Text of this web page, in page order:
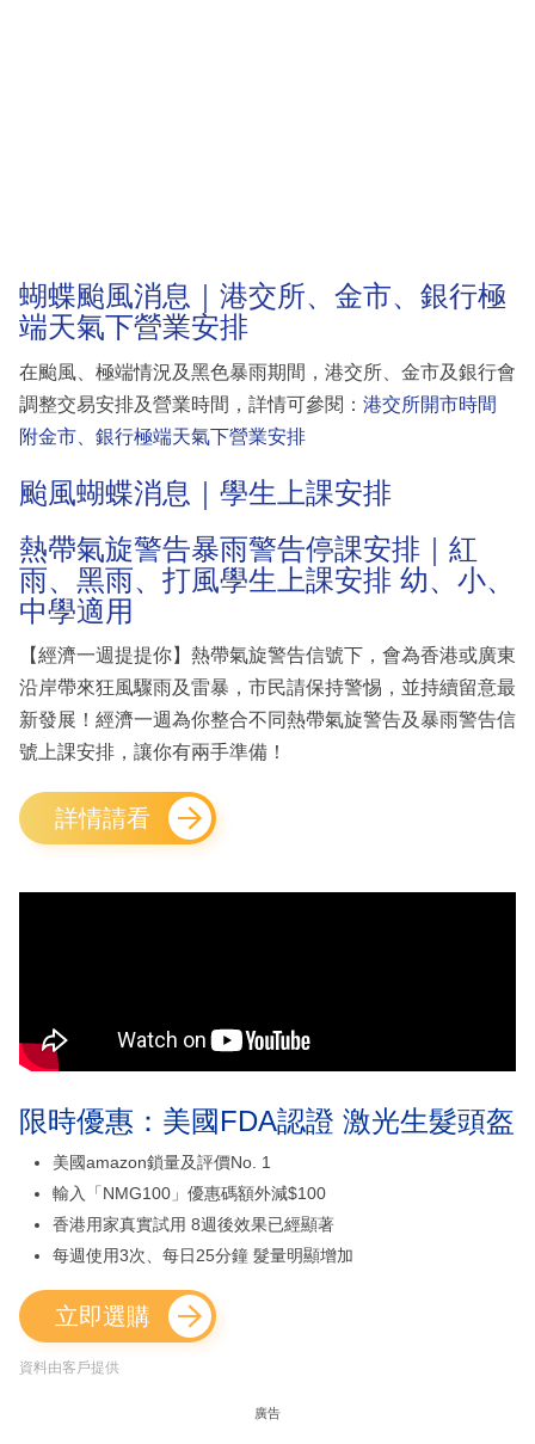
蝴蝶颱風消息｜港交所、金市、銀行極
端天氣下營業安排
在颱風、極端情況及黑色暴雨期間，港交所、金市及銀行會
調整交易安排及營業時間，詳情可參閱： 港交所開市時間
附金市、銀行極端天氣下營業安排
颱風蝴蝶消息｜學生上課安排
熱帶氣旋警告暴雨警告停課安排｜紅
雨、黑雨、打風學生上課安排 幼、小、
中學適用
【經濟一週提提你】熱帶氣旋警告信號下，會為香港或廣東
沿岸帶來狂風驟雨及雷暴，市民請保持警惕，並持續留意最
新發展！經濟一週為你整合不同熱帶氣旋警告及暴雨警告信
號上課安排，讓你有兩手準備！
詳情請看
限時優惠：美國FDA認證 激光生髮頭盔
美國amazon鎖量及評價No. 1
輸入「NMG100」優惠碼額外減$100
香港用家真實試用 8週後效果已經顯著
每週使用3次、每日25分鐘 髮量明顯增加
立即選購
資料由客戶提供
廣告